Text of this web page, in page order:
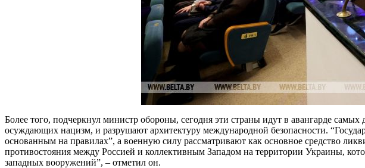
Более того, подчеркнул министр обороны, сегодня эти страны идут в авангарде
осуждающих нацизм, и разрушают архитектуру международной безопасности.
основанным на правилах”, а военную силу рассматривают как основное средство
противостояния между Россией и коллективным Западом на территории Украины,
западных вооружений”, – отметил он.